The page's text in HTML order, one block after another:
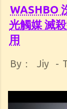
WASHBO
光觸媒 滅
用
By： Jiy -